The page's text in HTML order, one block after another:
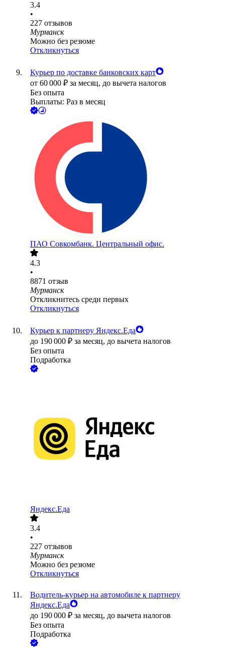
3.4
•
227 отзывов
Мурманск
Можно без резюме
Откликнуться
Курьер по доставке банковских карт
от 60 000 ₽ за месяц, до вычета налогов
Без опыта
Выплаты: Раз в месяц
ПАО Совкомбанк. Центральный офис.
4.3
•
8871 отзыв
Мурманск
Откликнитесь среди первых
Откликнуться
Курьер к партнеру Яндекс.Еда
до 190 000 ₽ за месяц, до вычета налогов
Без опыта
Подработка
Яндекс.Еда
3.4
•
227 отзывов
Мурманск
Можно без резюме
Откликнуться
Водитель-курьер на автомобиле к партнеру
Яндекс.Еда
до 190 000 ₽ за месяц, до вычета налогов
Без опыта
Подработка